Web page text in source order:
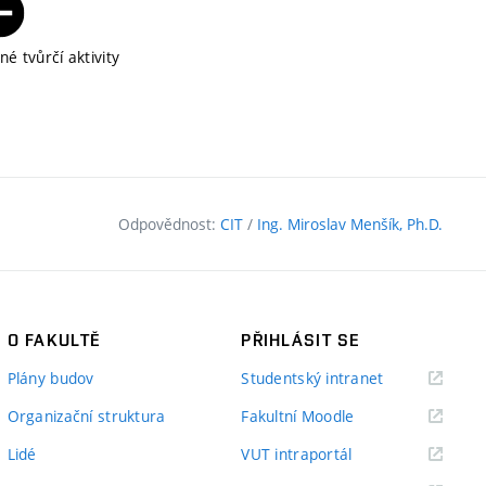
tvůrčí aktivity
Odpovědnost: CIT / Ing. Miroslav Menšík, Ph.D.
O FAKULTĚ
Plány budov
Organizační struktura
Lidé
PŘIHLÁSIT SE
Studentský intranet(externí
Fakultní Moodle
VUT intraportál(externí